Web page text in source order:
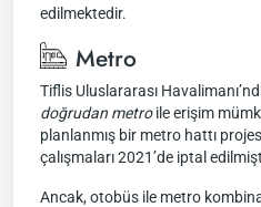
edilmektedir.
Metro
Tiflis Uluslararası
doğrudan metroile erişim
planlanmış bir metro hattı
çalışmaları 2021’de iptal
Ancak, otobüs ile metro